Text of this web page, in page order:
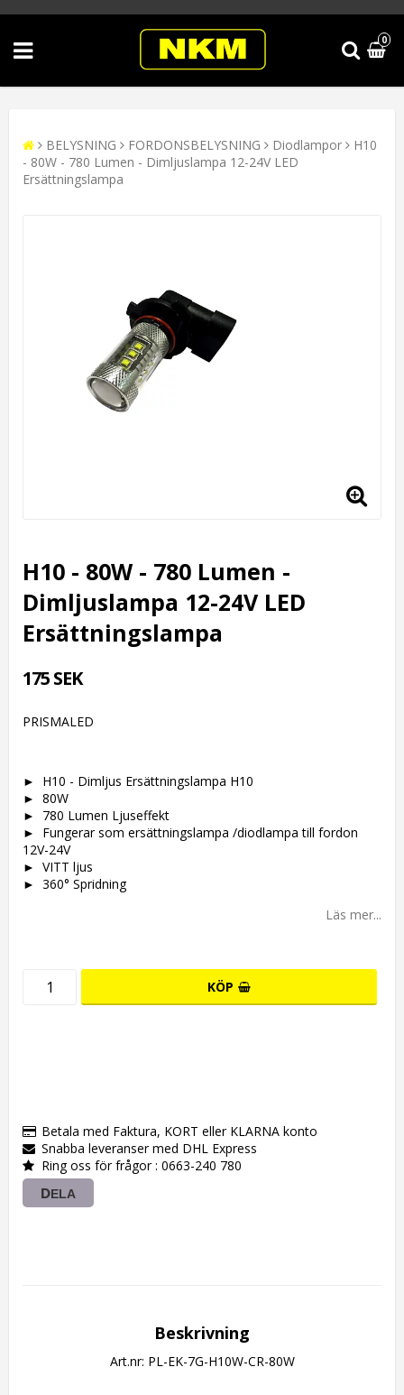
0
BELYSNING FORDONSBELYSNING Diodlampor
H10
- 80W - 780 Lumen - Dimljuslampa 12-24V LED
Ersättningslampa
H10 - 80W - 780 Lumen -
Dimljuslampa 12-24V LED
Ersättningslampa
175 SEK
PRISMALED
► H10 - Dimljus Ersättningslampa H10
► 80W
► 780 Lumen Ljuseffekt
► Fungerar som ersättningslampa /diodlampa till fordon
12V-24V
► VITT ljus
► 360° Spridning
Läs mer...
KÖP
Betala med Faktura, KORT eller KLARNA konto
Snabba leveranser med DHL Express
Ring oss för frågor : 0663-240 780
DELA
Beskrivning
Art.nr: PL-EK-7G-H10W-CR-80W